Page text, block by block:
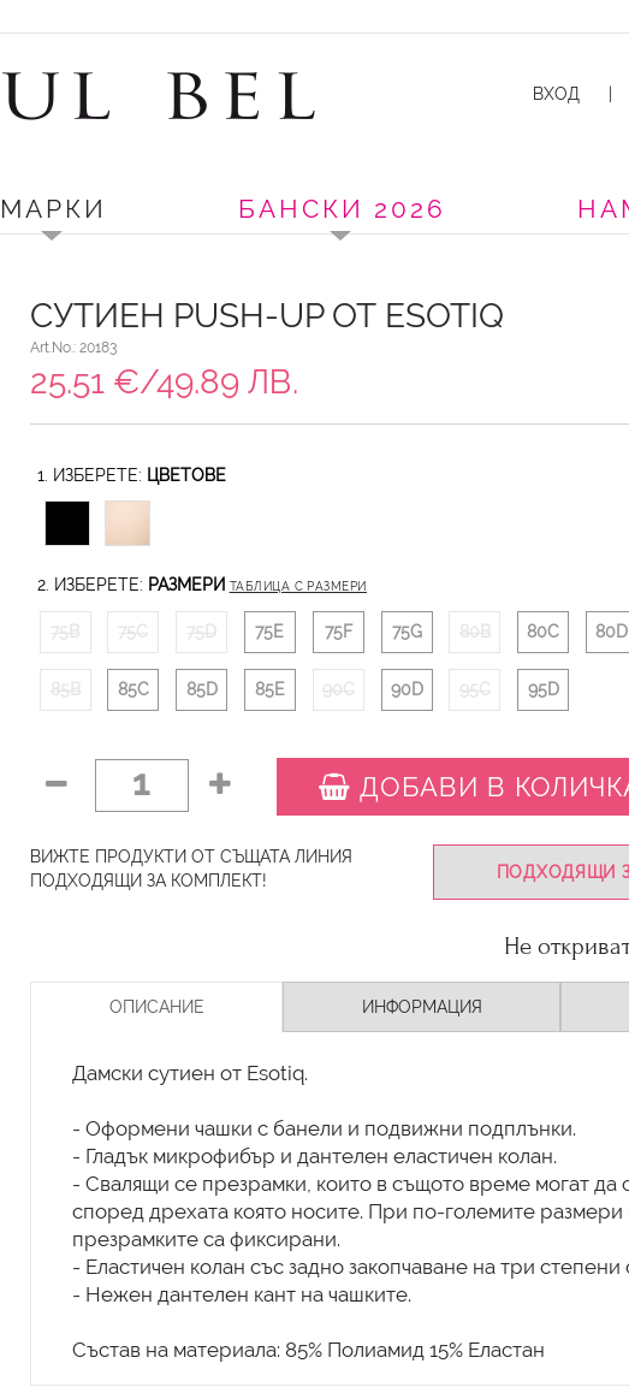
ВХОД
МАРКИ БАНСКИ 2026
СУТИЕН PUSH-UP ОТ ESOTIQ
Art.No.: 20183
25.51 €/49.89 ЛВ.
1. ИЗБЕРЕТЕ: ЦВЕТОВЕ
2. ИЗБЕРЕТЕ: РАЗМЕРИ ТАБЛИЦА С РАЗМЕРИ
75B 75C 75D 75E 75F 75G 80B 80C 80D
85B 85C 85D 85E 90C 90D 95C 95D
1 ДОБАВИ В
ПОДХОДЯЩИ
ВИЖТЕ ПРОДУКТИ ОТ СЪЩАТА ЛИНИЯ
ПОДХОДЯЩИ ЗА КОМПЛЕКТ!
Не
ОПИСАНИЕ ИНФОРМАЦИЯ
Дамски сутиен от Esotiq.
- Оформени чашки с банели и подвижни подплънки.
- Гладък микрофибър и дантелен еластичен колан.
- Свалящи се презрамки, които в същото време могат да
според дрехата която носите. При по-големите размери
презрамките са фиксирани.
- Еластичен колан със задно закопчаване на три степени
- Нежен дантелен кант на чашките.